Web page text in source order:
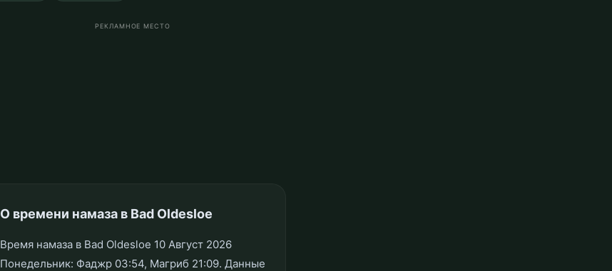
РЕКЛАМНОЕ МЕСТО
О времени намаза в Bad Oldesloe
Время намаза в Bad Oldesloe 10 Август 2026
Понедельник: Фаджр 03:54, Магриб 21:09. Данные